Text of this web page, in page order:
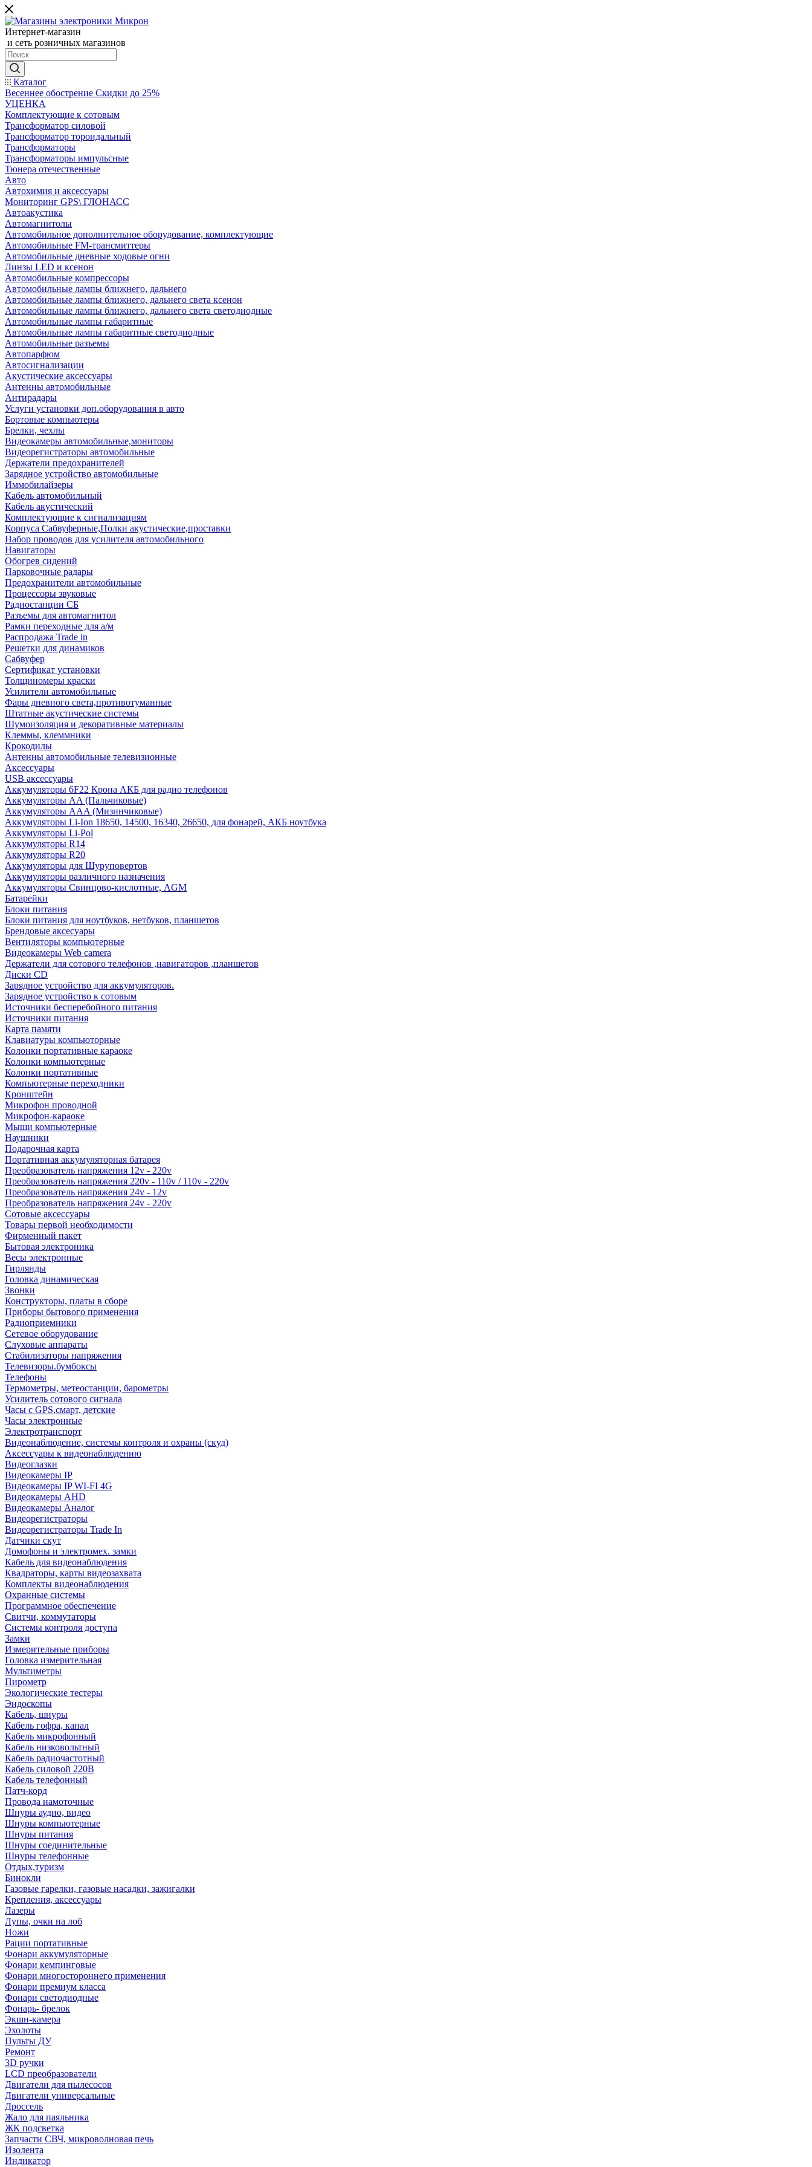
Интернет-магазин
и сеть розничных магазинов
Каталог
Весеннее обострение Скидки до 25%
УЦЕНКА
Комплектующие к сотовым
Трансформатор силовой
Трансформатор тороидальный
Трансформаторы
Трансформаторы импульсные
Тюнера отечественные
Авто
Автохимия и аксессуары
Мониторинг GPS\ ГЛОНАСС
Автоакустика
Автомагнитолы
Автомобильное дополнительное оборудование, комплектующие
Автомобильные FM-трансмиттеры
Автомобильные дневные ходовые огни
Линзы LED и ксенон
Автомобильные компрессоры
Автомобильные лампы ближнего, дальнего
Автомобильные лампы ближнего, дальнего света ксенон
Автомобильные лампы ближнего, дальнего света светодиодные
Автомобильные лампы габаритные
Автомобильные лампы габаритные светодиодные
Автомобильные разъемы
Автопарфюм
Автосигнализации
Акустические аксессуары
Антенны автомобильные
Антирадары
Услуги установки доп.оборудования в авто
Бортовые компьютеры
Брелки, чехлы
Видеокамеры автомобильные,мониторы
Видеорегистраторы автомобильные
Держатели предохранителей
Зарядное устройство автомобильные
Иммобилайзеры
Кабель автомобильный
Кабель акустический
Комплектующие к сигнализациям
Корпуса Сабвуферные,Полки акустические,проставки
Набор проводов для усилителя автомобильного
Навигаторы
Обогрев сидений
Парковочные радары
Предохранители автомобильные
Процессоры звуковые
Радиостанции СБ
Разъемы для автомагнитол
Рамки переходные для а/м
Распродажа Trade in
Решетки для динамиков
Сабвуфер
Сертификат установки
Толщиномеры краски
Усилители автомобильные
Фары дневного света,противотуманные
Штатные акустические системы
Шумоизоляция и декоративные материалы
Клеммы, клеммники
Крокодилы
Антенны автомобильные телевизионные
Аксессуары
USB аксессуары
Аккумуляторы 6F22 Крона АКБ для радио телефонов
Аккумуляторы AA (Пальчиковые)
Аккумуляторы AAA (Мизинчиковые)
Аккумуляторы Li-Ion 18650, 14500, 16340, 26650, для фонарей, АКБ ноутбука
Аккумуляторы Li-Pol
Аккумуляторы R14
Аккумуляторы R20
Аккумуляторы для Шуруповертов
Аккумуляторы различного назначения
Аккумуляторы Свинцово-кислотные, AGM
Батарейки
Блоки питания
Блоки питания для ноутбуков, нетбуков, планшетов
Брендовые аксесуары
Вентиляторы компьютерные
Видеокамеры Web camera
Держатели для сотового телефонов ,навигаторов ,планшетов
Диски CD
Зарядное устройство для аккумуляторов.
Зарядное устройство к сотовым
Источники бесперебойного питания
Источники питания
Карта памяти
Клавиатуры компьюторные
Колонки портативные караоке
Колонки компьютерные
Колонки портативные
Компьютерные переходники
Кронштейн
Микрофон проводной
Микрофон-караоке
Мыши компьютерные
Наушники
Подарочная карта
Портативная аккумуляторная батарея
Преобразователь напряжения 12v - 220v
Преобразователь напряжения 220v - 110v / 110v - 220v
Преобразователь напряжения 24v - 12v
Преобразователь напряжения 24v - 220v
Сотовые аксессуары
Товары первой необходимости
Фирменный пакет
Бытовая электроника
Весы электронные
Гирлянды
Головка динамическая
Звонки
Конструкторы, платы в сборе
Приборы бытового применения
Радиоприемники
Сетевое оборудование
Слуховые аппараты
Стабилизаторы напряжения
Телевизоры.бумбоксы
Телефоны
Термометры, метеостанции, барометры
Усилитель сотового сигнала
Часы с GPS,смарт, детские
Часы электронные
Электротранспорт
Видеонаблюдение, системы контроля и охраны (скуд)
Аксессуары к видеонаблюдению
Видеоглазки
Видеокамеры IP
Видеокамеры IP WI-FI 4G
Видеокамеры AHD
Видеокамеры Аналог
Видеорегистраторы
Видеорегистраторы Trade In
Датчики скут
Домофоны и электромех. замки
Кабель для видеонаблюдения
Квадраторы, карты видеозахвата
Комплекты видеонаблюдения
Охранные системы
Программное обеспечение
Свитчи, коммутаторы
Системы контроля доступа
Замки
Измерительные приборы
Головка измерительная
Мультиметры
Пирометр
Экологические тестеры
Эндоскопы
Кабель, шнуры
Кабель гофра, канал
Кабель микрофонный
Кабель низковольтный
Кабель радиочастотный
Кабель силовой 220В
Кабель телефонный
Патч-корд
Провода намоточные
Шнуры аудио, видео
Шнуры компьютерные
Шнуры питания
Шнуры соединительные
Шнуры телефонные
Отдых,туризм
Бинокли
Газовые гарелки, газовые насадки, зажигалки
Крепления, аксессуары
Лазеры
Лупы, очки на лоб
Ножи
Рации портативные
Фонари аккумуляторные
Фонари кемпинговые
Фонари многостороннего применения
Фонари премиум класса
Фонари светодиодные
Фонарь- брелок
Экшн-камера
Эхолоты
Пульты ДУ
Ремонт
3D ручки
LCD преобразователи
Двигатели для пылесосов
Двигатели универсальные
Дроссель
Жало для паяльника
ЖК подсветка
Запчасти СВЧ, микроволновая печь
Изолента
Индикатор